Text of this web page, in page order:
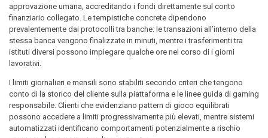
approvazione umana, accreditando i fondi direttamente sul conto
finanziario collegato. Le tempistiche concrete dipendono
prevalentemente dai protocolli tra banche: le transazioni all’interno della
stessa banca vengono finalizzate in minuti, mentre i trasferimenti tra
istituti diversi possono impiegare qualche ore nel corso di i giorni
lavorativi.
I limiti giornalieri e mensili sono stabiliti secondo criteri che tengono
conto di la storico del cliente sulla piattaforma e le linee guida di gaming
responsabile. Clienti che evidenziano pattern di gioco equilibrati
possono accedere a limiti progressivamente più elevati, mentre sistemi
automatizzati identificano comportamenti potenzialmente a rischio